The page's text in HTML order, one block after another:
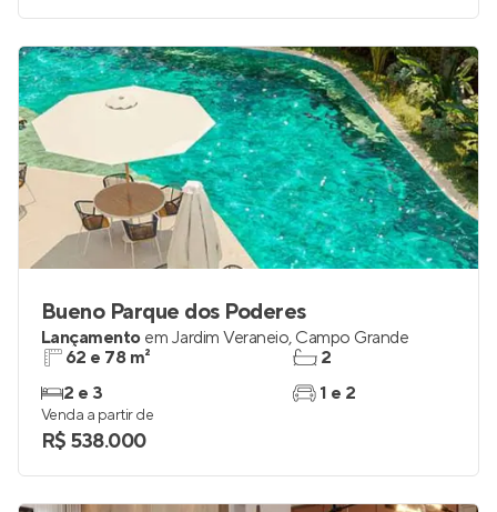
Bueno Parque dos Poderes
Lançamento em Jardim Veraneio, Campo Grande
62 e 78 m²
2 e 3
2
1 e 2
Venda a partir de
R$ 538.000